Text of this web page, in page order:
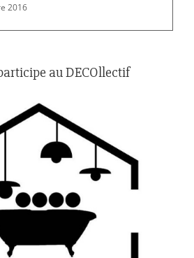
2016
au DECOllectif